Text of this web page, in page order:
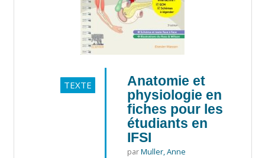
TEXTE
Anatomie et
physiologie en
fiches pour les
étudiants en
IFSI
parMuller, Anne